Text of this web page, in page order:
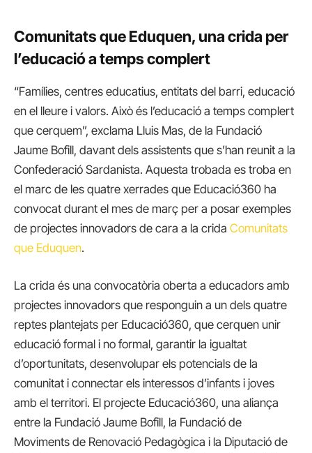
Comunitats que Eduquen, una crida per
l’educació a temps complert
“Famílies, centres educatius, entitats del barri, educació
en el lleure i valors. Això és l’educació a temps complert
que cerquem”, exclama Lluis Mas, de la Fundació
Jaume Bofill, davant dels assistents que s’han reunit a la
Confederació Sardanista. Aquesta trobada es troba en
el marc de les quatre xerrades que Educació360 ha
convocat durant el mes de març per a posar exemples
de projectes innovadors de cara a la crida Comunitats
que Eduquen.
La crida és una convocatòria oberta a educadors amb
projectes innovadors que responguin a un dels quatre
reptes plantejats per Educació360, que cerquen unir
educació formal i no formal, garantir la igualtat
d’oportunitats, desenvolupar els potencials de la
comunitat i connectar els interessos d’infants i joves
amb el territori. El projecte Educació360, una aliança
entre la Fundació Jaume Bofill, la Fundació de
Moviments de Renovació Pedagògica i la Diputació de